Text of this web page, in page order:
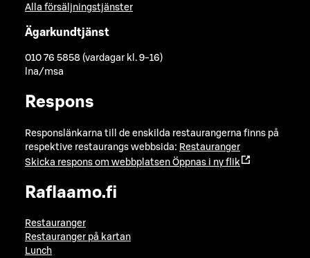
Alla försäljningstjänster
Ägarkundtjänst
010 76 5858 (vardagar kl. 9-16)
lna/msa
Respons
Responslänkarna till de enskilda restaurangerna finns på
respektive restaurangs webbsida: Restauranger
Skicka respons om webbplatsen Öppnas i ny flik
Raflaamo.fi
Restauranger
Restauranger på kartan
Lunch